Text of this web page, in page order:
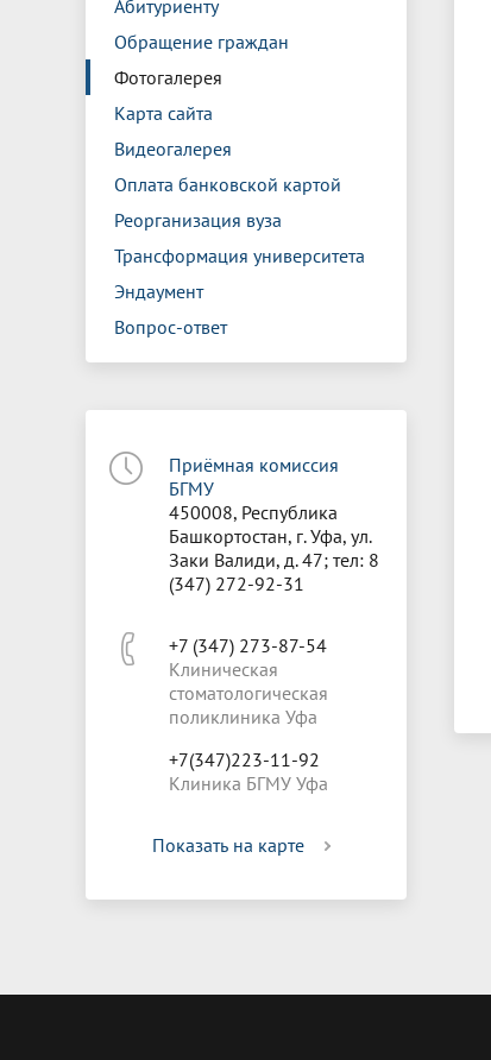
Абитуриенту
Обращение граждан
Фотогалерея
Карта сайта
Видеогалерея
Оплата банковской картой
Реорганизация вуза
Трансформация университета
Эндаумент
Вопрос-ответ
Приёмная комиссия
БГМУ
450008, Республика
Башкортостан, г. Уфа, ул.
Заки Валиди, д. 47; тел: 8
(347) 272-92-31
+7 (347) 273-87-54
Клиническая
стоматологическая
поликлиника Уфа
+7(347)223-11-92
Клиника БГМУ Уфа
Показать на карте